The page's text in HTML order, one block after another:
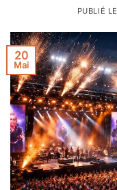
PUBLIÉ LE
20
Mai